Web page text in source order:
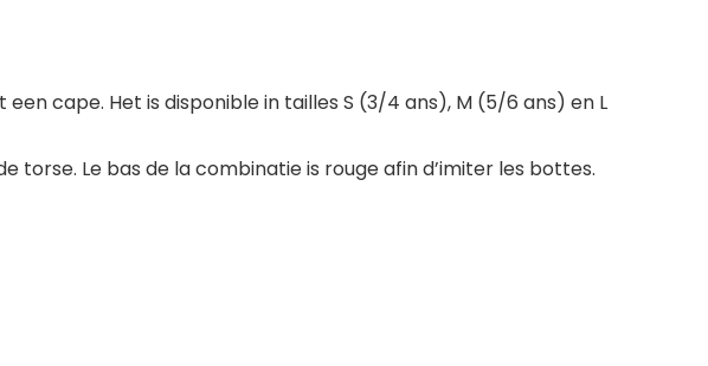
cape. Het is disponible in tailles S (3/4 ans), M (5/6 ans) en L
torse. Le bas de la combinatie is rouge afin d’imiter les bottes.